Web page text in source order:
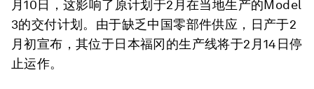
月10日，这影响了原计划于2月在当地生产的Model
3的交付计划。由于缺乏中国零部件供应，日产于2
月初宣布，其位于日本福冈的生产线将于2月14日停
止运作。